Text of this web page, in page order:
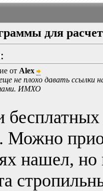
для
от Alex
не плохо давать ссылки
ИМХО
Можно
нашел, но